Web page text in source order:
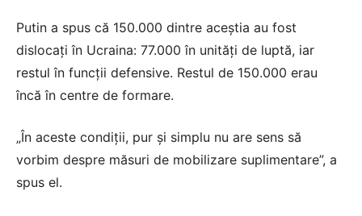
Putin a spus că 150.000 dintre aceștia au fost
dislocați în Ucraina: 77.000 în unități de luptă, iar
restul în funcții defensive. Restul de 150.000 erau
încă în centre de formare.
„În aceste condiții, pur și simplu nu are sens să
vorbim despre măsuri de mobilizare suplimentare”, a
spus el.